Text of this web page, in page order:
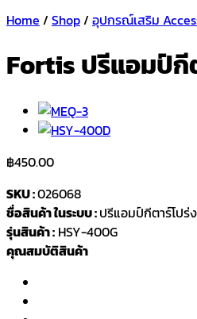
Home / Shop/ อุปกรณ์เสริม
Fortis ปรีแอมป์กี
฿450.00
SKU :026068
ชื่อสินค้า ในระบบ :ปรีแอมป์กีตาร์โปร่
รุ่นสินค้า : HSY-400G
คุณสมบัติสินค้า